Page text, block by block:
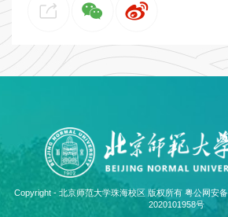
Copyright - 北京师范大学珠海校区 版权所有 粤公网安
2020101958号